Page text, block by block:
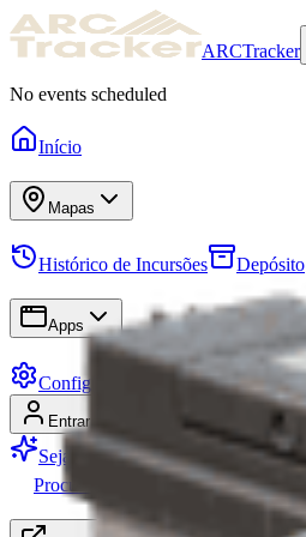
ARCTracker
No events scheduled
Início
Mapas
Histórico de Incursões Depósito
Apps
Configurações
Entrar Cadastrar-se
Seja Premium
Procurando Grupo